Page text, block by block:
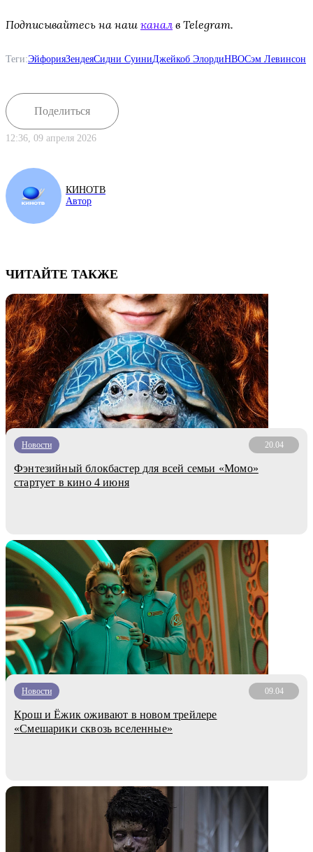
Подписывайтесь на наш канал в Telegram.
Теги:ЭйфорияЗендеяСидни СуиниДжейкоб ЭлордиHBOСэм Левинсон
Поделиться
12:36, 09 апреля 2026
КИНОТВ
Автор
ЧИТАЙТЕ ТАКЖЕ
Новости 20.04
Фэнтезийный блокбастер для всей семьи «Момо»
стартует в кино 4 июня
Новости 09.04
Крош и Ёжик оживают в новом трейлере
«Смешарики сквозь вселенные»